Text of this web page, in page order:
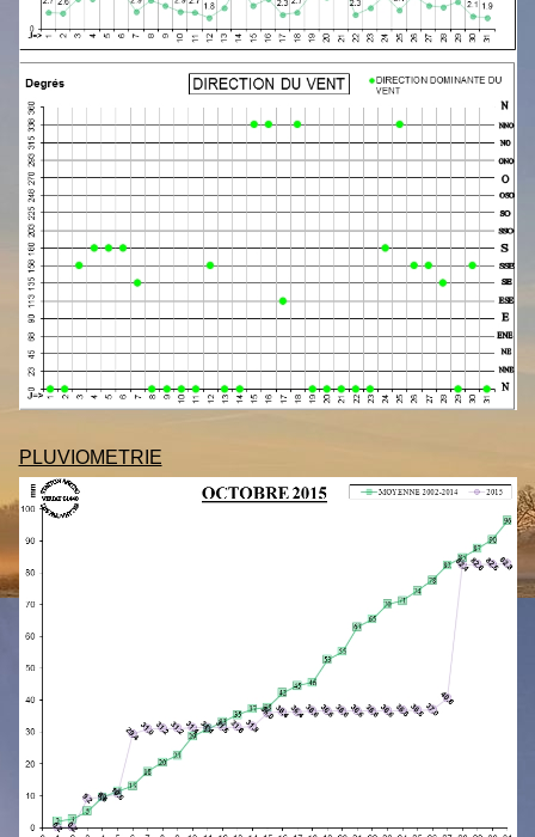
PLUVIOMETRIE